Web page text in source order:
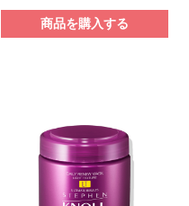
商品を購入する